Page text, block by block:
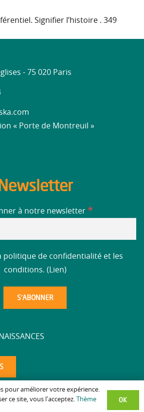
Signifier l’histoire . 349
- 75 020 Paris
« Porte de Montreuil »
à notre newsletter *
politique de confidentialité et les
conditions. ( Lien)
Politique de confidentialité–Accessibilité–
pour améliorer votre expérience.
ce site, vous l'acceptez.
Thème
OK